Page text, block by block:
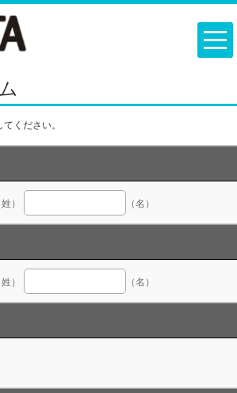
ください。
姓） （名）
姓） （名）